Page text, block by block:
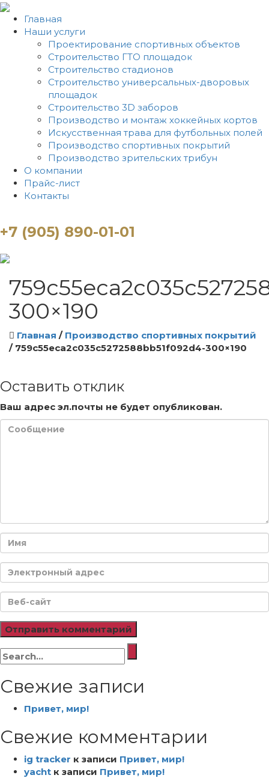
Главная
Наши услуги
Проектирование спортивных объектов
Строительство ГТО площадок
Строительство стадионов
Строительство универсальных-дворовых
площадок
Строительство 3D заборов
Производство и монтаж хоккейных кортов
Искусственная трава для футбольных полей
Производство спортивных покрытий
Производство зрительских трибун
О компании
Прайс-лист
Контакты
+7 (905) 890-01-01
300×190
Главная / Производство спортивных покрытий
/ 759c55eca2c035c5272588bb51f092d4-300×190
Оставить отклик
Ваш адрес эл.почты не будет опубликован.
Искать:
Свежие записи
Привет, мир!
Свежие комментарии
ig tracker к записи Привет, мир!
yacht к записи Привет, мир!